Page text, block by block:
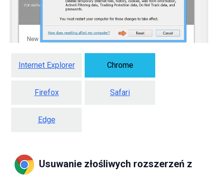
Internet Explorer Chrome
Firefox Safari
Edge
Usuwanie złośliwych rozszerzeń z